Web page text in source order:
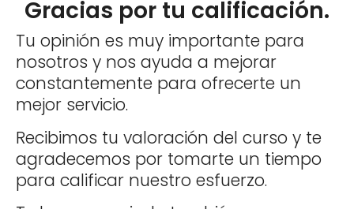
Gracias por tu calificación.
Tu opinión es muy importante para
nosotros y nos ayuda a mejorar
constantemente para ofrecerte un
mejor servicio.
Recibimos tu valoración del curso y te
agradecemos por tomarte un tiempo
para calificar nuestro esfuerzo.